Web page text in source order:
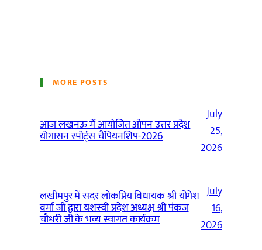
MORE POSTS
आज लखनऊ में आयोजित ओपन उत्तर प्रदेश
योगासन स्पोर्ट्स चैंपियनशिप-2026
July
25,
2026
लखीमपुर में सदर लोकप्रिय विधायक श्री योगेश
वर्मा जी द्वारा यशस्वी प्रदेश अध्यक्ष श्री पंकज
चौधरी जी के भव्य स्वागत कार्यक्रम
July
16,
2026